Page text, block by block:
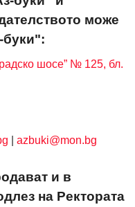
може
буки":
шосе” № 125, бл.
azbuki@mon.bg
и в
на Ректората